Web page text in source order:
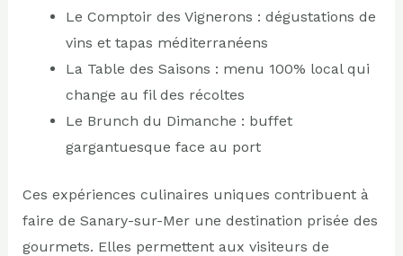
Le Comptoir des Vignerons : dégustations de
vins et tapas méditerranéens
La Table des Saisons : menu 100% local qui
change au fil des récoltes
Le Brunch du Dimanche : buffet
gargantuesque face au port
Ces expériences culinaires uniques contribuent à
faire de Sanary-sur-Mer une destination prisée des
gourmets. Elles permettent aux visiteurs de